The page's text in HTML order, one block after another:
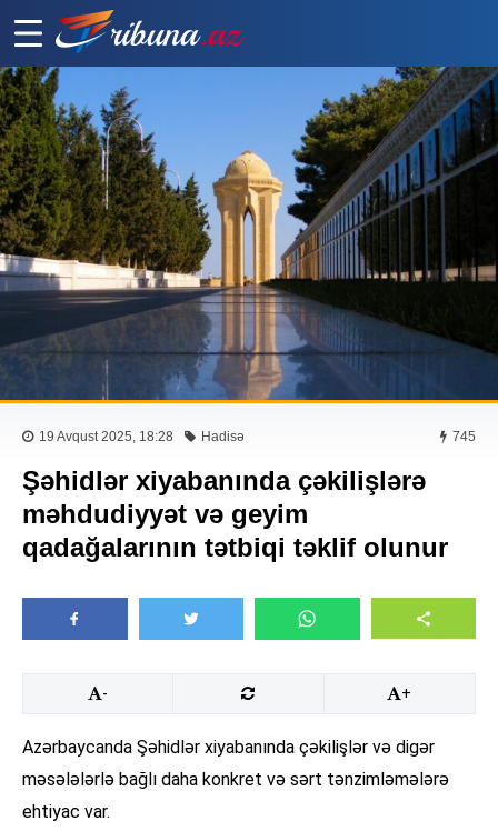
19 Avqust 2025, 18:28 Hadisə 745
Şəhidlər xiyabanında çəkilişlərə
məhdudiyyət və geyim
qadağalarının tətbiqi təklif olunur
- +
Azərbaycanda Şəhidlər xiyabanında çəkilişlər və digər
məsələlərlə bağlı daha konkret və sərt tənzimləmələrə
ehtiyac var.